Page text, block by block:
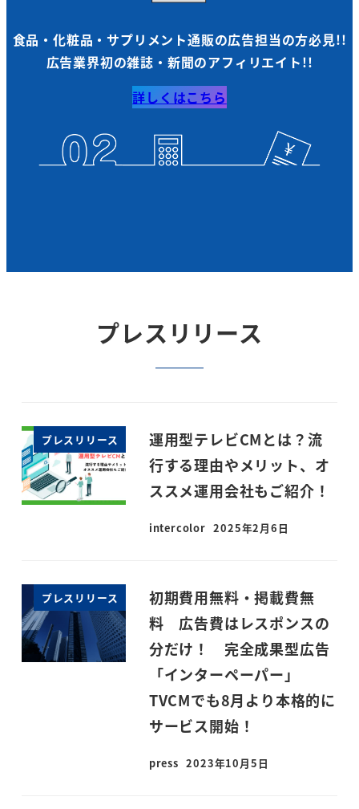
食品・化粧品・サプリメント通販の広告担当の方必見!!
広告業界初の雑誌・新聞のアフィリエイト!!
詳しくはこちら
プレスリリース
プレスリリース
運用型テレビCMとは？流
行する理由やメリット、オ
ススメ運用会社もご紹介！
intercolor
投稿日
2025年2月6日
プレスリリース
初期費用無料・掲載費無
料 広告費はレスポンスの
分だけ！ 完全成果型広告
「インターペーパー」
TVCMでも8月より本格的に
サービス開始！
press
投稿日
2023年10月5日